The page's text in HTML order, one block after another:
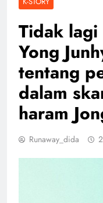
Tidak
Yong
tentang
dalam
haram
Runaway_dida